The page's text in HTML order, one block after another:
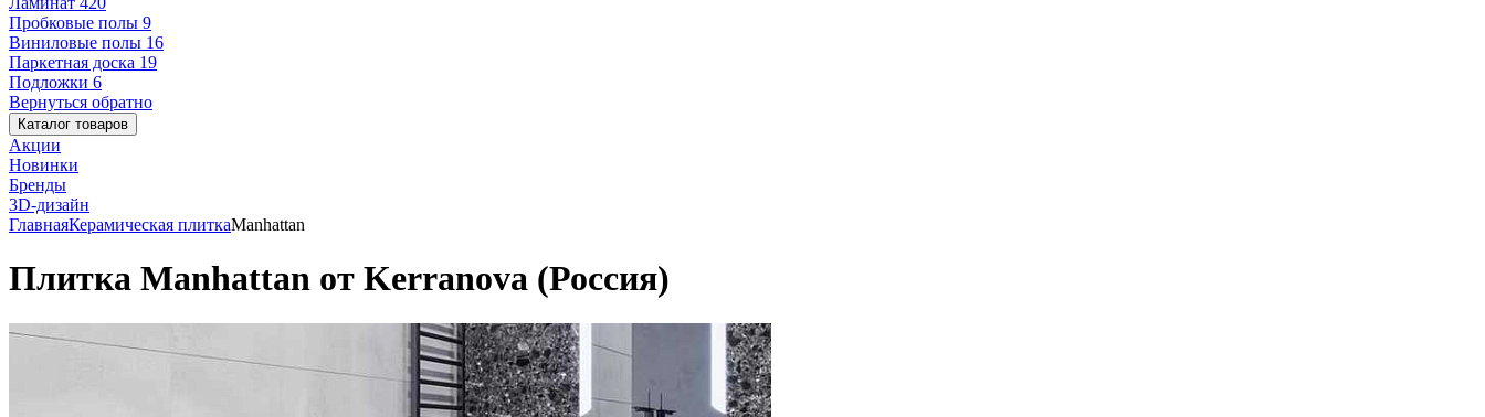
Пробковые полы 9
Виниловые полы 16
Паркетная доска 19
Подложки 6
Вернуться обратно
Каталог товаров
Акции
Новинки
Бренды
3D-дизайн
ГлавнаяКерамическая плиткаManhattan
Плитка Manhattan от Kerranova (Россия)